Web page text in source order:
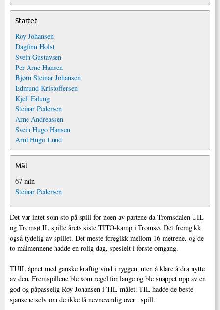
Startet
Roy Johansen
Dagfinn Holst
Svein Gustavsen
Per Arne Hansen
Bjørn Steinar Johansen
Edmund Kristoffersen
Kjell Falung
Steinar Pedersen
Arne Andreassen
Svein Hugo Hansen
Arnt Hugo Lund
Mål
67 min
Steinar Pedersen
Det var intet som sto på spill for noen av partene da Tromsdalen UIL
og Tromsø IL spilte årets siste TITO-kamp i Tromsø. Det fremgikk
også tydelig av spillet. Det meste foregikk mellom 16-metrene, og de
to målmennene hadde en rolig dag, spesielt i første omgang.
TUIL åpnet med ganske kraftig vind i ryggen, uten å klare å dra nytte
av den. Fremspillene ble som regel for lange og ble snappet opp av en
god og påpasselig Roy Johansen i TIL-målet. TIL hadde de beste
sjansene selv om de ikke lå nevneverdig over i spill.